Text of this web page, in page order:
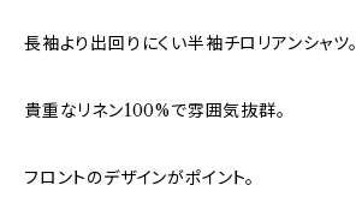
長袖より出回りにくい半袖チロリアンシャツ。
貴重なリネン100%で雰囲気抜群。
フロントのデザインがポイント。